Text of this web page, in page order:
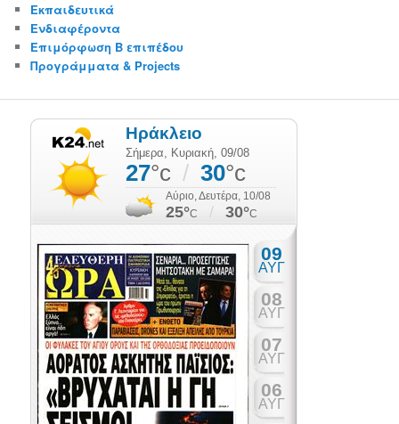
Εκπαιδευτικά
Ενδιαφέροντα
Επιμόρφωση Β επιπέδου
Προγράμματα & Projects